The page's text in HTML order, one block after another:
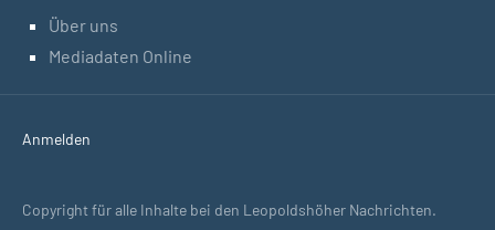
Über uns
Mediadaten Online
Anmelden
Copyright für alle Inhalte bei den Leopoldshöher Nachrichten.